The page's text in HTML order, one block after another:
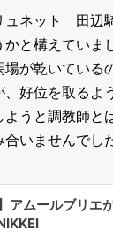
ュネット 田辺
かと構えていま
場が乾いている
好位を取るよ
ようと調教師と
いませんでし